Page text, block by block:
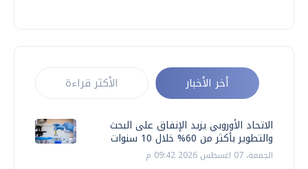
أخر الأخبار الأكثر قراءة
الاتحاد الأوروبي يزيد الإنفاق على البحث
والتطوير بأكثر من 60% خلال 10 سنوات
الجمعة، 07 اغسطس 2026 09:42 م